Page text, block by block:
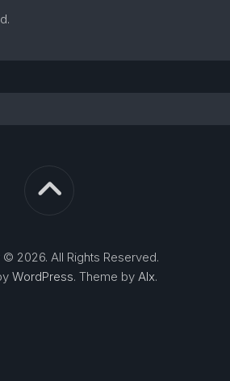
© 2026. All Rights Reserved.
WordPress. Theme by Alx.